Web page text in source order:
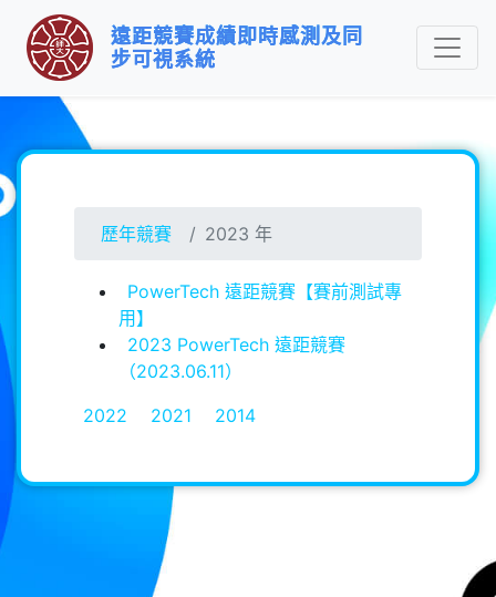
遠距競賽成績即時感測及同
步可視系統
歷年競賽 2023 年
PowerTech 遠距競賽【賽前測試專
用】
2023 PowerTech 遠距競賽
（2023.06.11）
2022
2021 2014